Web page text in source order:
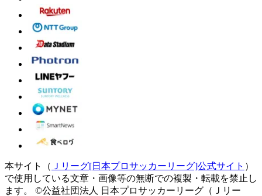
本サイト（ Ｊリーグ[日本プロサッカーリーグ]公式サイト ）
で使用している文章・画像等の無断での複製・転載を禁止し
ます。
©公益社団法人 日本プロサッカーリーグ（Ｊリー